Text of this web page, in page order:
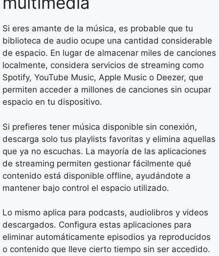
Si eres amante de la música, es probable que tu
biblioteca de audio ocupe una cantidad considerable
de espacio. En lugar de almacenar miles de canciones
localmente, considera servicios de streaming como
Spotify, YouTube Music, Apple Music o Deezer, que
permiten acceder a millones de canciones sin ocupar
espacio en tu dispositivo.
Si prefieres tener música disponible sin conexión,
descarga solo tus playlists favoritas y elimina aquellas
que ya no escuchas. La mayoría de las aplicaciones
de streaming permiten gestionar fácilmente qué
contenido está disponible offline, ayudándote a
mantener bajo control el espacio utilizado.
Lo mismo aplica para podcasts, audiolibros y videos
descargados. Configura estas aplicaciones para
eliminar automáticamente episodios ya reproducidos
o contenido que lleve cierto tiempo sin ser accedido.